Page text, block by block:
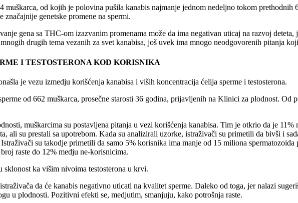
muškarca, od kojih je polovina pušila kanabis najmanje jednom nedeljno tokom
značajnije genetske promene na spermi.
gena sa THC-om izazvanim promenama može da ima negativan uticaj na razvoj
drugih tema vezanih za svet kanabisa, još uvek ima mnogo neodgovorenih pitanja
I TESTOSTERONA KOD KORISNIKA
je vezu izmedju korišćenja kanabisa i viših koncentracija ćelija sperme i testosterona.
od 662 muškarca, prosečne starosti 36 godina, prijavljenih na Klinici za plodnost.
muškarcima su postavljena pitanja u vezi korišćenja kanabisa. Tim je otkrio da je
ali su prestali sa upotrebom. Kada su analizirali uzorke, istraživači su primetili da bivši i
su takodje primetili da samo 5% korisnika ima manje od 15 miliona
raste do 12% medju ne-korisnicima.
ka višim nivoima testosterona u krvi.
da će kanabis negativno uticati na kvalitet sperme. Daleko od toga, jer nalazi
u plodnosti. Pozitivni efekti se, medjutim, smanjuju, kako potrošnja raste.